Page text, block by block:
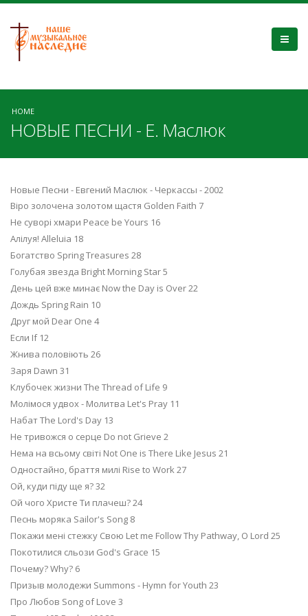
HOME
НОВЫЕ ПЕСНИ - Е. Маслюк
Новые Песни - Евгений Маслюк - Черкассы - 2002
Bipo золочена золотом щастя Golden Faith 7
He cyвopi хмари Peace be Yours 16
Алілуя! Alleluia 18
Богатство Spring Treasures 28
Голубая звезда Bright Morning Star 5
День цей вже минає Now the Day is Over 22
Дождь Spring Rain 10
Друг мой Dear One 4
Если If 12
Жнива половіють 26
Заря Dawn 31
Клубочек жизни The Thread of Life 9
Молімося удвох - Молитва Let's Pray 11
Набат The Lord's Day 13
Не тривожся о серце Do not Grieve 2
Нема на всьому світі Not One is There Like Jesus 21
Одностайно, браття милі Rise to Work 27
Ой, куди піду ще я? 32
Ой чого Христе Ти плачеш? 24
Песнь моряка Sailor's Song 8
Покажи мені стежку Свою Let me Follow Thy Pathway, O Lord 25
Покотилися сльози God's Grace 15
Почему? Why? 6
Призыв молодежи Summons - Hymn for Youth 23
Про Любов Song of Love 3